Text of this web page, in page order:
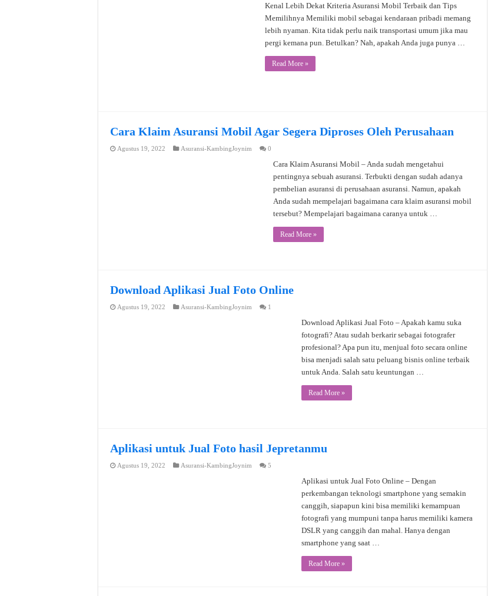
Kenal Lebih Dekat Kriteria Asuransi Mobil Terbaik dan Tips
Memilihnya Memiliki mobil sebagai kendaraan pribadi memang
lebih nyaman. Kita tidak perlu naik transportasi umum jika mau
pergi kemana pun. Betulkan? Nah, apakah Anda juga punya …
Read More »
Cara Klaim Asuransi Mobil Agar Segera Diproses Oleh Perusahaan
Agustus 19, 2022 Asuransi-KambingJoynim 0
Cara Klaim Asuransi Mobil – Anda sudah mengetahui
pentingnya sebuah asuransi. Terbukti dengan sudah adanya
pembelian asuransi di perusahaan asuransi. Namun, apakah
Anda sudah mempelajari bagaimana cara klaim asuransi mobil
tersebut? Mempelajari bagaimana caranya untuk …
Read More »
Download Aplikasi Jual Foto Online
Agustus 19, 2022 Asuransi-KambingJoynim 1
Download Aplikasi Jual Foto – Apakah kamu suka
fotografi? Atau sudah berkarir sebagai fotografer
profesional? Apa pun itu, menjual foto secara online
bisa menjadi salah satu peluang bisnis online terbaik
untuk Anda. Salah satu keuntungan …
Read More »
Aplikasi untuk Jual Foto hasil Jepretanmu
Agustus 19, 2022 Asuransi-KambingJoynim 5
Aplikasi untuk Jual Foto Online – Dengan
perkembangan teknologi smartphone yang semakin
canggih, siapapun kini bisa memiliki kemampuan
fotografi yang mumpuni tanpa harus memiliki kamera
DSLR yang canggih dan mahal. Hanya dengan
smartphone yang saat …
Read More »